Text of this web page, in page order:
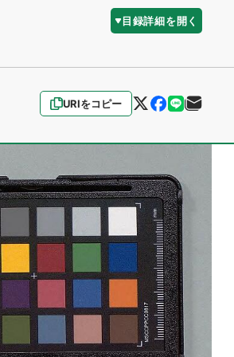
目録詳細を開く
URIをコピー